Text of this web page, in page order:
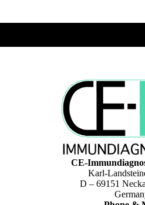
CE-
Karl-
D – 69151